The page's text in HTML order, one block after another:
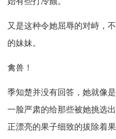
又是这种令她屈辱的对峙，
的妹妹。
禽兽！
季知楚并没有回答，她就像
一脸严肃的给那些被她挑选
正漂亮的果子细致的拔除着